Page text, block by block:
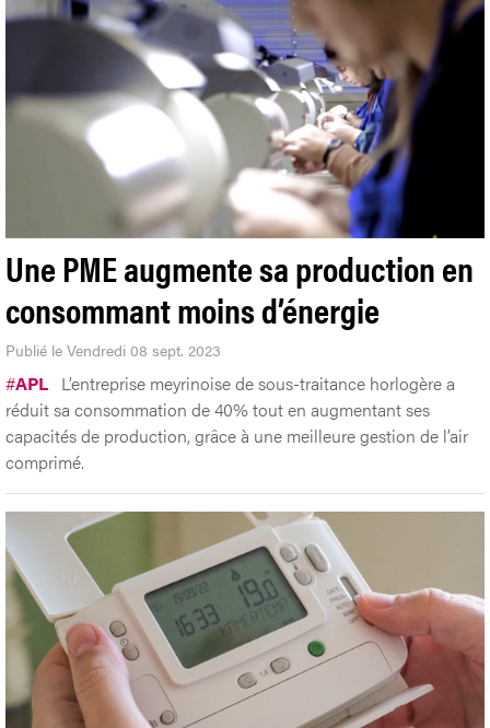
Une PME augmente sa production en
consommant moins d’énergie
Publié le Vendredi 08 sept. 2023
#APL L’entreprise meyrinoise de sous-traitance horlogère a
réduit sa consommation de 40% tout en augmentant ses
capacités de production, grâce à une meilleure gestion de l’air
comprimé.